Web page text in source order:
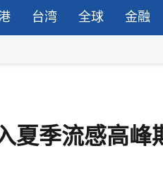
台湾 全球 金融
夏季流感高峰